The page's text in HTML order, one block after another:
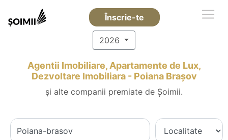
Înscrie-te
2026
Agentii Imobiliare, Apartamente de Lux,
Dezvoltare Imobiliara - Poiana Braşov
și alte companii premiate de Șoimii.